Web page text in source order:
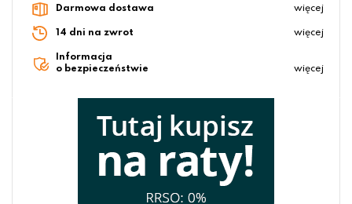
Darmowa dostawa więcej
14 dni na zwrot więcej
Informacja
o bezpieczeństwie
więcej